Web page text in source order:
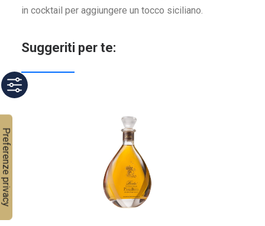
in cocktail per aggiungere un tocco siciliano.
Suggeriti per te: